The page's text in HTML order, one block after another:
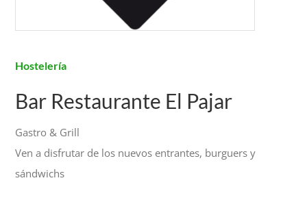
Hostelería
Bar Restaurante El Pajar
Gastro & Grill
Ven a disfrutar de los nuevos entrantes, burguers y
sándwichs